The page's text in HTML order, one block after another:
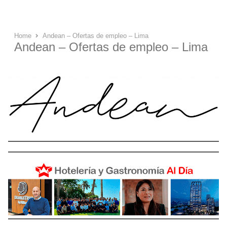
Home Andean – Ofertas de empleo – Lima
Andean – Ofertas de empleo – Lima